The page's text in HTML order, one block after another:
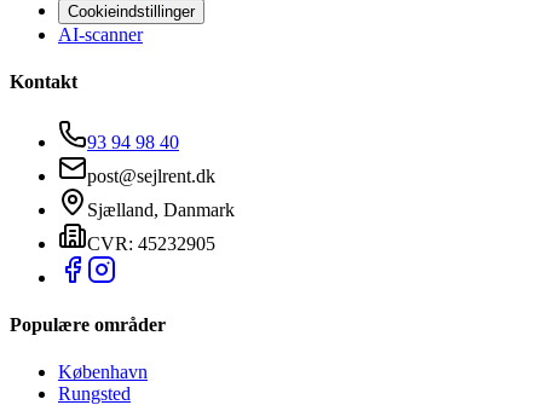
Cookieindstillinger
AI-scanner
Kontakt
93 94 98 40
post@sejlrent.dk
Sjælland, Danmark
CVR: 45232905
Populære områder
København
Rungsted